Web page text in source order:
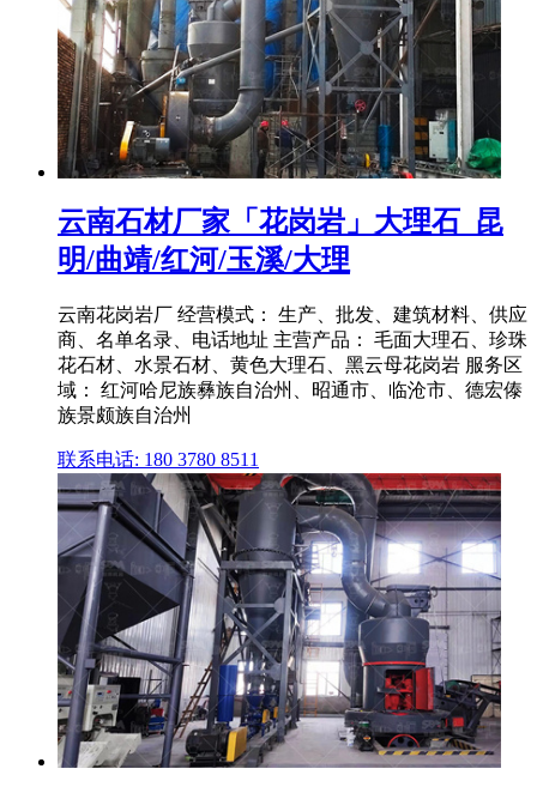
云南石材厂家「花岗岩」大理石_昆
明/曲靖/红河/玉溪/大理
云南花岗岩厂 经营模式： 生产、批发、建筑材料、供应
商、名单名录、电话地址 主营产品： 毛面大理石、珍珠
花石材、水景石材、黄色大理石、黑云母花岗岩 服务区
域： 红河哈尼族彝族自治州、昭通市、临沧市、德宏傣
族景颇族自治州
联系电话: 180 3780 8511